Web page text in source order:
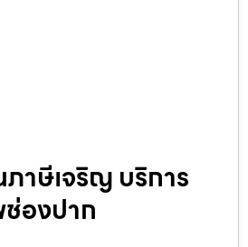
าษีเจริญ บริการ
องปาก